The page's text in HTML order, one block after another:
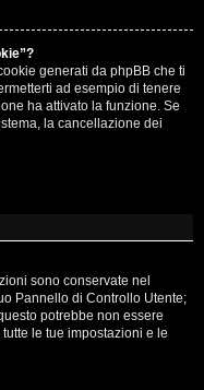
generati da phpBB che ti
ad esempio di tenere
ha attivato la funzione. Se
la cancellazione dei
sono conservate nel
Pannello di Controllo Utente;
potrebbe non essere
le tue impostazioni e le